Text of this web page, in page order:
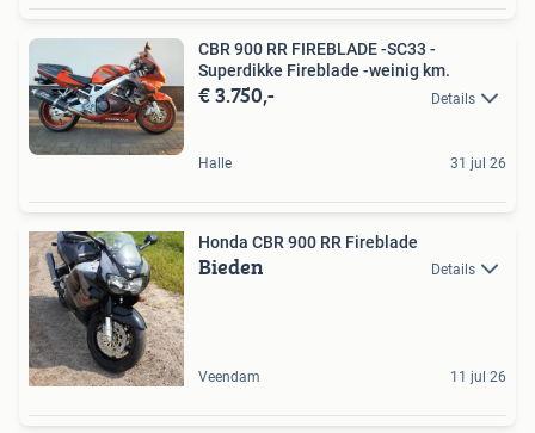
CBR 900 RR FIREBLADE -SC33 -
Superdikke Fireblade -weinig km.
€ 3.750,- Details
Halle 31 jul 26
Honda CBR 900 RR Fireblade
Bieden Details
Veendam 11 jul 26